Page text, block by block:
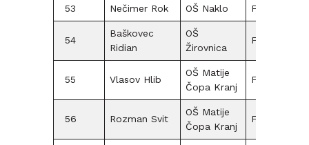
53 Nečimer Rok OŠ Naklo F09
54
Baškovec
Ridian
OŠ
Žirovnica
F09
55 Vlasov Hlib
OŠ Matije
Čopa Kranj
F12
56 Rozman Svit
OŠ Matije
Čopa Kranj
F12